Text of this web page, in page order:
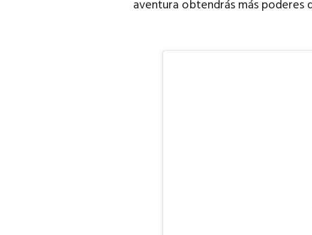
aventura obtendrás más